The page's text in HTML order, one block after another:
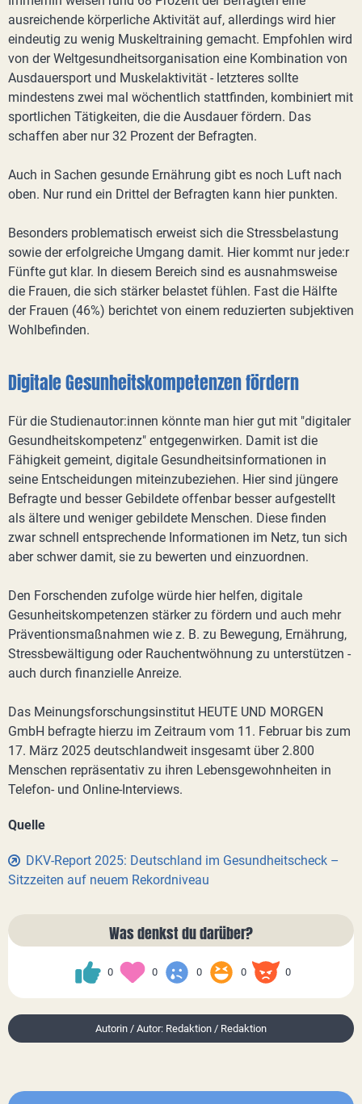
ausreichende körperliche Aktivität auf, allerdings wird hier
eindeutig zu wenig Muskeltraining gemacht. Empfohlen wird
von der Weltgesundheitsorganisation eine Kombination von
Ausdauersport und Muskelaktivität - letzteres sollte
mindestens zwei mal wöchentlich stattfinden, kombiniert mit
sportlichen Tätigkeiten, die die Ausdauer fördern. Das
schaffen aber nur 32 Prozent der Befragten.
Auch in Sachen gesunde Ernährung gibt es noch Luft nach
oben. Nur rund ein Drittel der Befragten kann hier punkten.
Besonders problematisch erweist sich die Stressbelastung
sowie der erfolgreiche Umgang damit. Hier kommt nur jede:r
Fünfte gut klar. In diesem Bereich sind es ausnahmsweise
die Frauen, die sich stärker belastet fühlen. Fast die Hälfte
der Frauen (46%) berichtet von einem reduzierten subjektiven
Wohlbefinden.
Digitale Gesunheitskompetenzen fördern
Für die Studienautor:innen könnte man hier gut mit "digitaler
Gesundheitskompetenz" entgegenwirken. Damit ist die
Fähigkeit gemeint, digitale Gesundheitsinformationen in
seine Entscheidungen miteinzubeziehen. Hier sind jüngere
Befragte und besser Gebildete offenbar besser aufgestellt
als ältere und weniger gebildete Menschen. Diese finden
zwar schnell entsprechende Informationen im Netz, tun sich
aber schwer damit, sie zu bewerten und einzuordnen.
Den Forschenden zufolge würde hier helfen, digitale
Gesunheitskompetenzen stärker zu fördern und auch mehr
Präventionsmaßnahmen wie z. B. zu Bewegung, Ernährung,
Stressbewältigung oder Rauchentwöhnung zu unterstützen -
auch durch finanzielle Anreize.
Das Meinungsforschungsinstitut HEUTE UND MORGEN
GmbH befragte hierzu im Zeitraum vom 11. Februar bis zum
17. März 2025 deutschlandweit insgesamt über 2.800
Menschen repräsentativ zu ihren Lebensgewohnheiten in
Telefon- und Online-Interviews.
Quelle
DKV-Report 2025: Deutschland im Gesundheitscheck –
Sitzzeiten auf neuem Rekordniveau
Was denkst du darüber?
0 0 0 0 0
Autorin / Autor: Redaktion / Redaktion